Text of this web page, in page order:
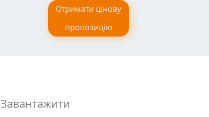
Отримати цінову
пропозицію
Завантажити